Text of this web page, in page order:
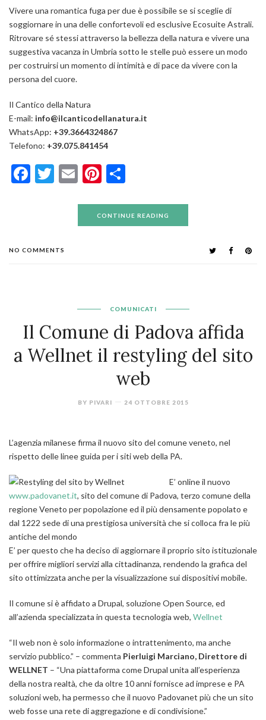
Vivere una romantica fuga per due è possibile se si sceglie di
soggiornare in una delle confortevoli ed esclusive Ecosuite Astrali.
Ritrovare sé stessi attraverso la bellezza della natura e vivere una
suggestiva vacanza in Umbria sotto le stelle può essere un modo
per costruirsi un momento di intimità e di pace da vivere con la
persona del cuore.
Il Cantico della Natura
E-mail: info@ilcanticodellanatura.it
WhatsApp: +39.3664324867
Telefono: +39.075.841454
Facebook
Twitter
EmailPinterest
CONTINUE READING
NO COMMENTS
COMUNICATI
Il Comune di Padova affida
a Wellnet il restyling del sito
web
BY PIVARI 24 OTTOBRE 2015
L’agenzia milanese firma il nuovo sito del comune veneto, nel
rispetto delle linee guida per i siti web della PA.
E’ online il nuovo
www.padovanet.it, sito del comune di Padova, terzo comune della
regione Veneto per popolazione ed il più densamente popolato e
dal 1222 sede di una prestigiosa università che si colloca fra le più
antiche del mondo
E’ per questo che ha deciso di aggiornare il proprio sito istituzionale
per offrire migliori servizi alla cittadinanza, rendendo la grafica del
sito ottimizzata anche per la visualizzazione sui dispositivi mobile.
Il comune si è affidato a Drupal, soluzione Open Source, ed
all’azienda specializzata in questa tecnologia web, Wellnet
“Il web non è solo informazione o intrattenimento, ma anche
servizio pubblico.” – commenta Pierluigi Marciano, Direttore di
WELLNET – “Una piattaforma come Drupal unita all’esperienza
della nostra realtà, che da oltre 10 anni fornisce ad imprese e PA
soluzioni web, ha permesso che il nuovo Padovanet più che un sito
web fosse una rete di aggregazione e di condivisione.”